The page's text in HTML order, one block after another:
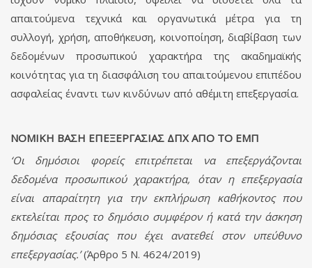
απαιτούμενα τεχνικά και οργανωτικά μέτρα για τη
συλλογή, χρήση, αποθήκευση, κοινοποίηση, διαβίβαση των
δεδομένων προσωπικού χαρακτήρα της ακαδημαϊκής
κοινότητας για τη διασφάλιση του απαιτούμενου επιπέδου
ασφαλείας έναντι των κινδύνων από αθέμιτη επεξεργασία.
ΝΟΜΙΚΗ ΒΑΣΗ ΕΠΕΞΕΡΓΑΣΙΑΣ ΔΠΧ ΑΠΟ ΤΟ ΕΜΠ
‘Οι δημόσιοι φορείς επιτρέπεται να επεξεργάζονται
δεδομένα προσωπικού χαρακτήρα, όταν η επεξεργασία
είναι απαραίτητη για την εκπλήρωση καθήκοντος που
εκτελείται προς το δημόσιο συμφέρον ή κατά την άσκηση
δημόσιας εξουσίας που έχει ανατεθεί στον υπεύθυνο
επεξεργασίας.’(Άρθρο 5 Ν. 4624/2019)